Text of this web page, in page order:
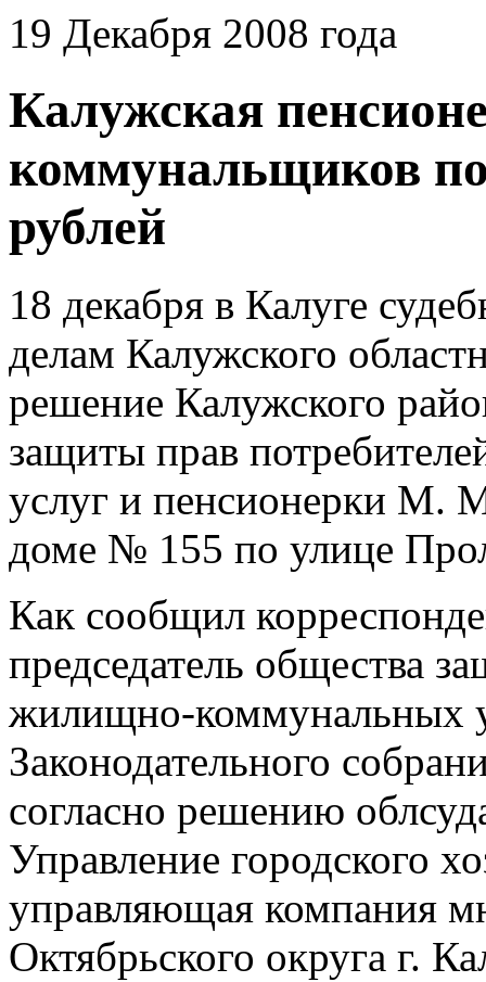
19 Декабря 2008 года
Калужская
коммунальщиков
рублей
18 декабря в Калуге
делам Калужского
решение Калужского
защиты прав
услуг и пенсионерки М.
доме № 155 по улице
Как сообщил
председатель общества
жилищно-коммунальных
Законодательного
согласно решению
Управление городского
управляющая компания
Октябрьского округа г.